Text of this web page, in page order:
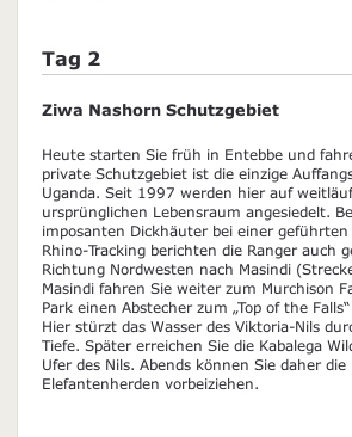
Tag 2
Ziwa Nashorn Schutzgebiet
Heute starten Sie früh in Entebbe und
private Schutzgebiet ist die einzige
Uganda. Seit 1997 werden hier auf
ursprünglichen Lebensraum angesiedelt.
imposanten Dickhäuter bei einer
Rhino-Tracking berichten die Ranger auch
Richtung Nordwesten nach Masindi
Masindi fahren Sie weiter zum Murchison
Park einen Abstecher zum „Top of the
Hier stürzt das Wasser des Viktoria-Nils
Tiefe. Später erreichen Sie die Kabalega
Ufer des Nils. Abends können Sie daher
Elefantenherden vorbeiziehen.